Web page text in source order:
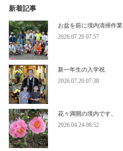
新着記事
お盆を前に境内清掃作業
2026.07.20 07:57
新一年生の入学祝
2026.07.20 07:38
花々満開の境内です。
2026.04.24 08:52